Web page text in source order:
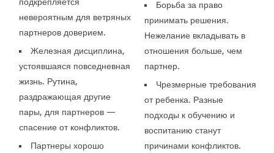
невероятным для ветряных
партнеров доверием.
Железная дисциплина,
устоявшаяся повседневная
жизнь. Рутина,
раздражающая другие
пары, для партнеров —
спасение от конфликтов.
Партнеры хорошо
Борьба за право
принимать решения.
Нежелание вкладывать в
отношения больше, чем
партнер.
Чрезмерные требования
от ребенка. Разные
подходы к обучению и
воспитанию станут
причинами конфликтов.